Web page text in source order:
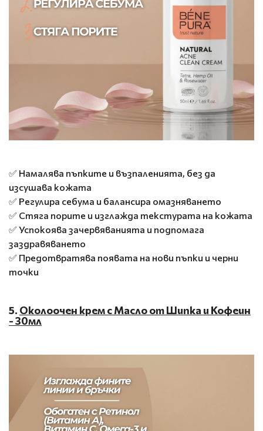
✅ Намалява пъпките и възпаленията, без да
изсушава кожата
✅ Регулира себума и балансира омазняването
✅ Стяга порите и изглажда текстурата на кожата
✅ Успокоява зачервяванията и подпомага
заздравяването
✅ Предотвратява появата на нови пъпки и черни
точки
5. Околоочен крем с Масло от Шипка и Кофеин
- 30мл